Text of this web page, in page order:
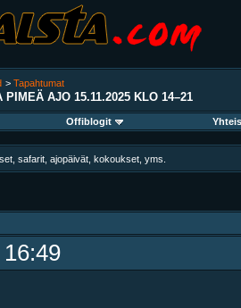
> Tapahtumat
PIMEÄ AJO 15.11.2025 KLO 14–21
Offiblogit
safarit, ajopäivät, kokoukset, yms.